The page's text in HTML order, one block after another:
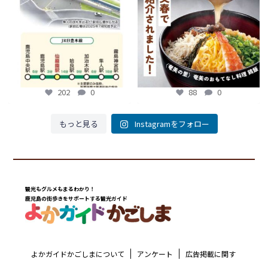
202 0
202 0
88 0
88 0
もっと見る Instagramをフォロー
観光もグルメもまるわかり！
鹿児島の街歩きをサポートする観光ガイド
よかガイドかごしまについて アンケート
広告掲載に関す